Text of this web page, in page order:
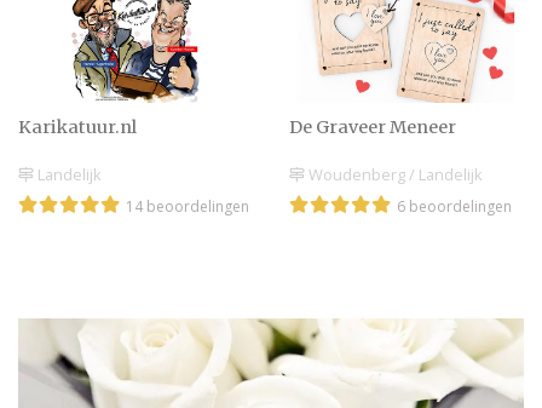
Karikatuur.nl
Landelijk
14 beoordelingen
De Graveer Meneer
Woudenberg / Landelijk
6 beoordelingen